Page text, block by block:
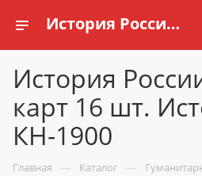
История России (Комплект карт 16 шт. История 9 кл.) КН-1900 купить по доступной цене в интернет магазине schools.ru
История
карт 16 шт.
КН-1900
Главная — Каталог —